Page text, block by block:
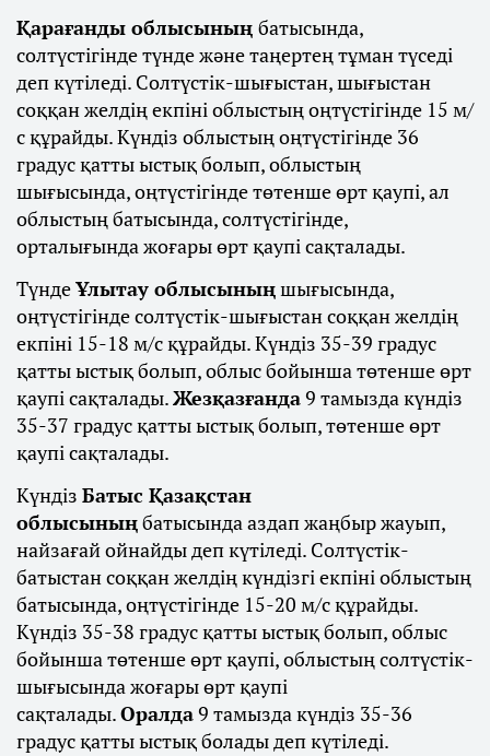
Қарағанды облысының батысында,
солтүстігінде түнде және таңертең тұман түседі
деп күтіледі. Солтүстік-шығыстан, шығыстан
соққан желдің екпіні облыстың оңтүстігінде 15 м/
с құрайды. Күндіз облыстың оңтүстігінде 36
градус қатты ыстық болып, облыстың
шығысында, оңтүстігінде төтенше өрт қаупі, ал
облыстың батысында, солтүстігінде,
орталығында жоғары өрт қаупі сақталады.
ТүндеҰлытау облысыныңшығысында,
оңтүстігінде солтүстік-шығыстан соққан желдің
екпіні 15-18 м/с құрайды. Күндіз 35-39 градус
қатты ыстық болып, облыс бойынша төтенше өрт
қаупі сақталады.Жезқазғанда9 тамызда күндіз
35-37 градус қатты ыстық болып, төтенше өрт
қаупі сақталады.
Күндіз Батыс Қазақстан
облысыныңбатысында аздап жаңбыр жауып,
найзағай ойнайды деп күтіледі. Солтүстік-
батыстан соққан желдің күндізгі екпіні облыстың
батысында, оңтүстігінде 15-20 м/с құрайды.
Күндіз 35-38 градус қатты ыстық болып, облыс
бойынша төтенше өрт қаупі, облыстың солтүстік-
шығысында жоғары өрт қаупі
сақталады.Оралда9 тамызда күндіз 35-36
градус қатты ыстық болады деп күтіледі.